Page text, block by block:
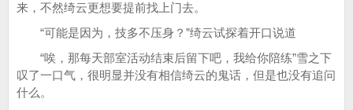
来，不然绮云更想要提前找上门去。
“可能是因为，技多不压身？”绮云试探着开口说道
“唉，那每天部室活动结束后留下吧，我给你陪练”雪之下
叹了一口气，很明显并没有相信绮云的鬼话，但是也没有追问
什么。